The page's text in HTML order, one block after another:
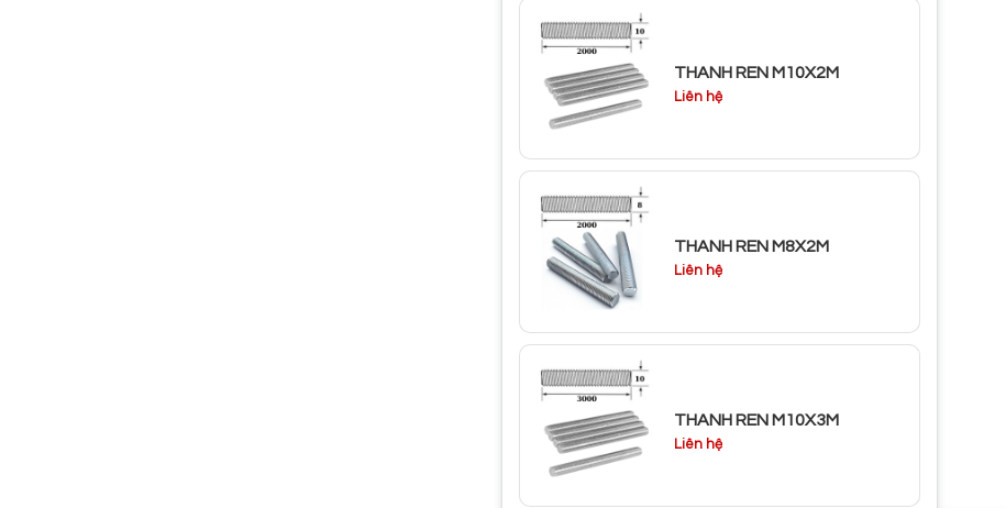
THANH REN M10X2M
Liên hệ
THANH REN M8X2M
Liên hệ
THANH REN M10X3M
Liên hệ